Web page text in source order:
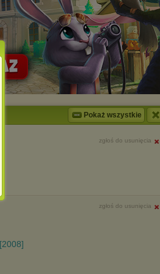
Pokaż wszystkie
zgłoś do usunięcia
zgłoś do usunięcia